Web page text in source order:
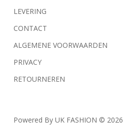
LEVERING
CONTACT
ALGEMENE VOORWAARDEN
PRIVACY
RETOURNEREN
Powered By UK FASHION © 2026